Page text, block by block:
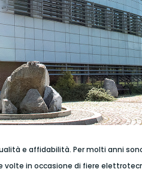
e affidabilità. Per molti anni
in occasione di fiere